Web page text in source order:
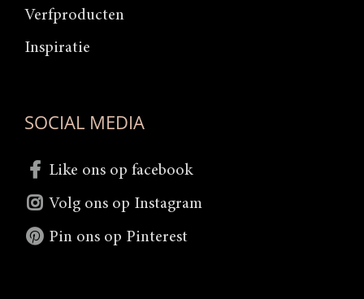
Verfproducten
Inspiratie
SOCIAL MEDIA
Like ons op facebook
Volg ons op Instagram
Pin ons op Pinterest